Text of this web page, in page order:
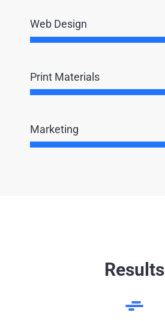
Web Design
Print Materials
Marketing
Results